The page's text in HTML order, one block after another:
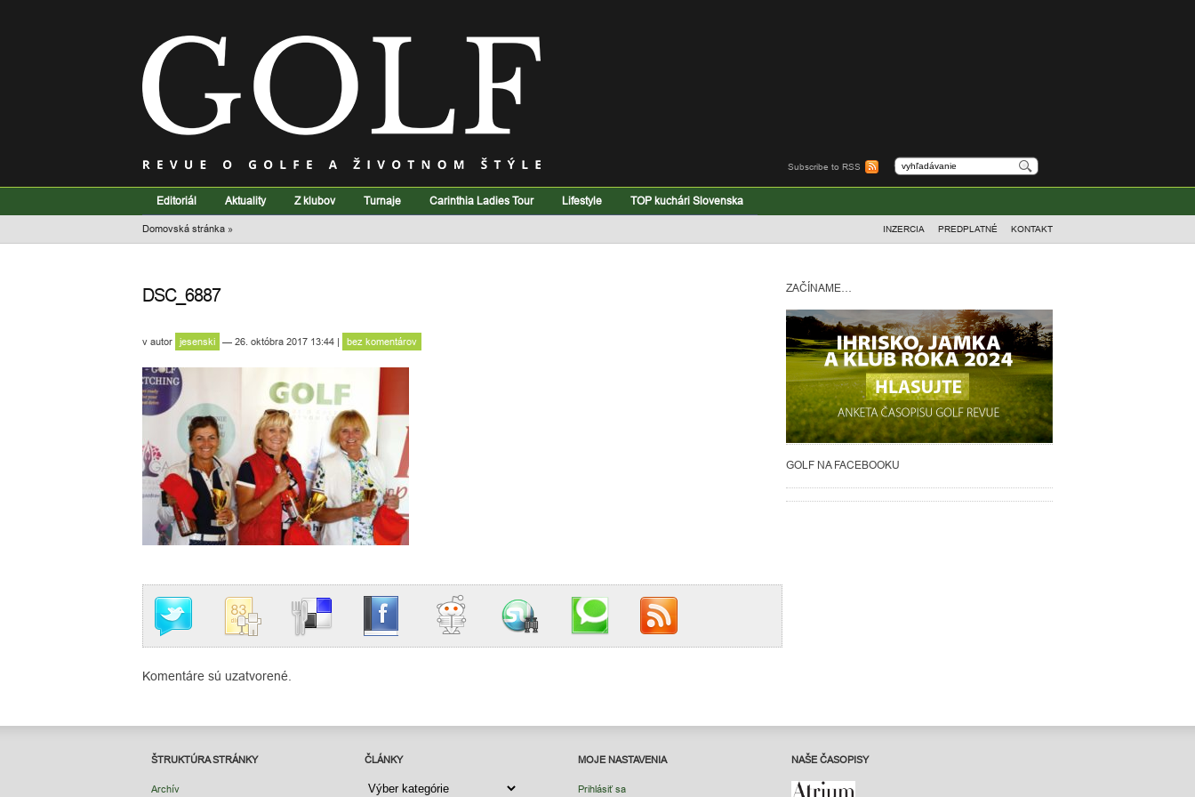
Subscribe to RSS
Editoriál Aktuality Z klubov Turnaje Carinthia Ladies Tour Lifestyle TOP kuchári Slovenska
Domovská stránka » INZERCIA PREDPLATNÉ KONTAKT
DSC_6887
v autor jesenski — 26. októbra 2017 13:44 | bez komentárov
Komentáre sú uzatvorené.
ZAČÍNAME…
GOLF NA FACEBOOKU
ŠTRUKTÚRA STRÁNKY
Archív
ČLÁNKY
ČLÁNKY
MOJE NASTAVENIA
Prihlásiť sa
NAŠE ČASOPISY